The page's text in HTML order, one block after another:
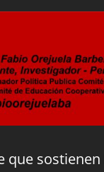
que sostienen